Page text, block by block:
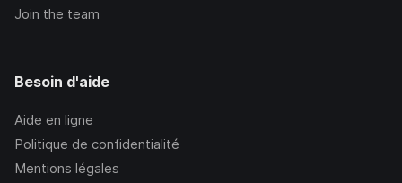
Join the team
Besoin d'aide
Aide en ligne
Politique de confidentialité
Mentions légales